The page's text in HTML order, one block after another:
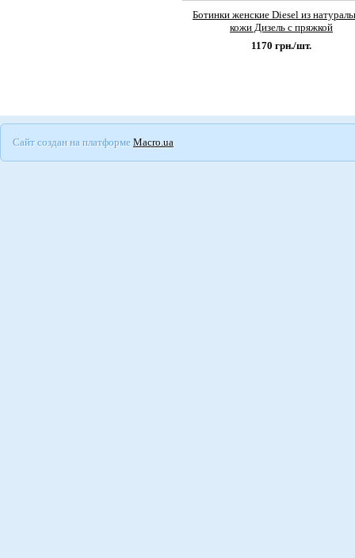
Ботинки женские Diesel из
кожи Дизель с пряжкой
1170 грн./шт.
Сайт создан на платформе Macro.ua